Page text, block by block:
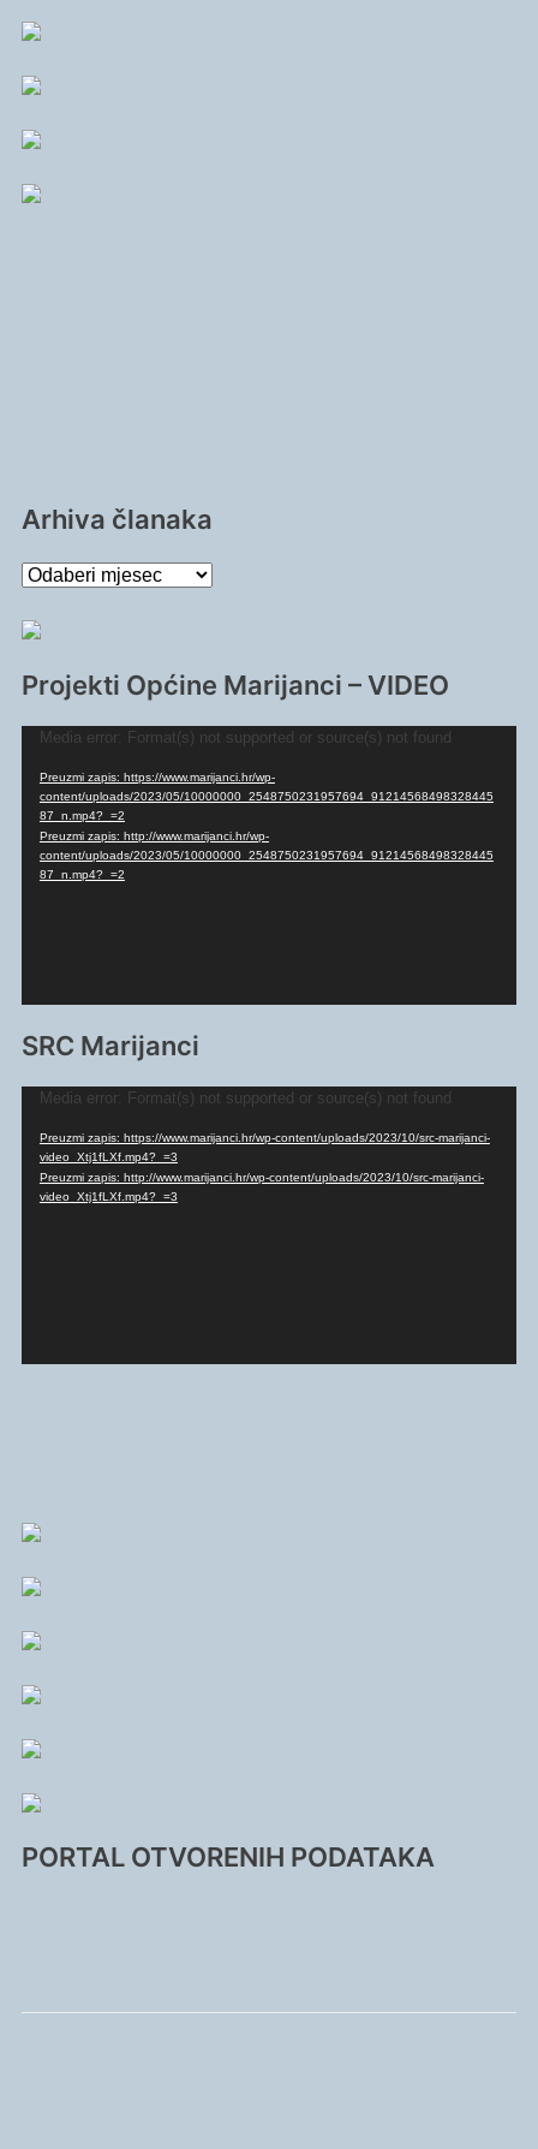
Arhiva članaka
Arhiva
Projekti Općine Marijanci – VIDEO
Reproduktor
videozapisa
Media error: Format(s) not supported or source(s) not found
Preuzmi zapis: https://www.marijanci.hr/wp-
content/uploads/2023/05/10000000_2548750231957694_91214568498328445
87_n.mp4?_=2
Preuzmi zapis: http://www.marijanci.hr/wp-
content/uploads/2023/05/10000000_2548750231957694_91214568498328445
87_n.mp4?_=2
SRC Marijanci
Reproduktor
videozapisa
Media error: Format(s) not supported or source(s) not found
Preuzmi zapis: https://www.marijanci.hr/wp-content/uploads/2023/10/src-marijanci-
video_Xtj1fLXf.mp4?_=3
Preuzmi zapis: http://www.marijanci.hr/wp-content/uploads/2023/10/src-marijanci-
video_Xtj1fLXf.mp4?_=3
PORTAL OTVORENIH PODATAKA